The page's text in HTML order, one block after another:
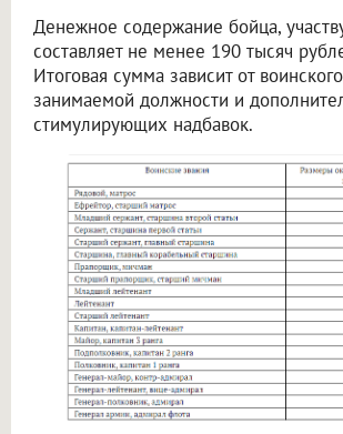
Денежное содержание бойца,
составляет не менее 190 тысяч
Итоговая сумма зависит от
занимаемой должности и
стимулирующих надбавок.